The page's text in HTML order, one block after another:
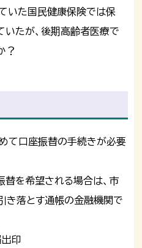
ていた国民健康保険では保
いたが、後期高齢者医療で
？
て口座振替の手続きが必要
を希望される場合は、市
き落とす通帳の金融機関で
出印